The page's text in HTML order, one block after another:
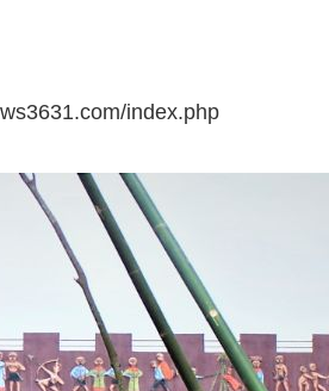
index.php